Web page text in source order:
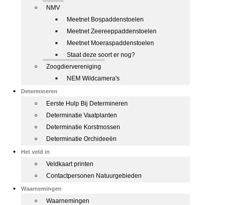
NMV
Meetnet Bospaddenstoelen
Meetnet Zeereeppaddenstoelen
Meetnet Moeraspaddenstoelen
Staat deze soort er nog?
Zoogdiervereniging
NEM Wildcamera's
Determineren
Eerste Hulp Bij Determineren
Determinatie Vaatplanten
Determinatie Korstmossen
Determinatie Orchideeën
Het veld in
Veldkaart printen
Contactpersonen Natuurgebieden
Waarnemingen
Waarnemingen